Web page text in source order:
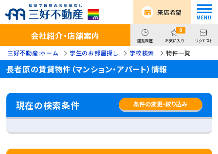
来店希望
会社紹介・店舗案内 閲覧履歴
0
お気に入り リクエスト
三好不動産:ホーム 学生のお部屋探し 学校検索 物件一覧
長者原の賃貸物件（マンション・アパート）情報
現在の検索条件 条件の変更・絞り込み